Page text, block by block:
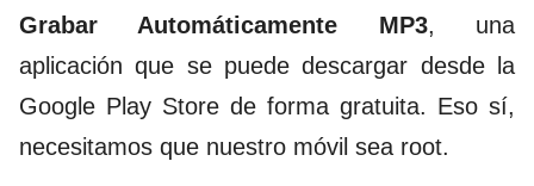
Grabar Automáticamente MP3, una
aplicación que se puededescargar desde la
Google Play Store de forma gratuita. Eso sí,
necesitamos que nuestro móvil sea root.